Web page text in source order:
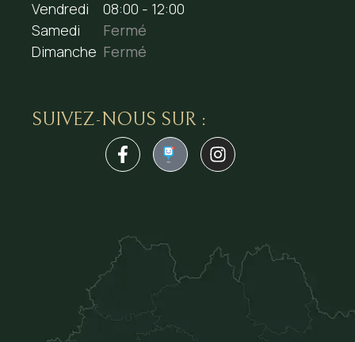
Vendredi
08:00 - 12:00
Samedi
Fermé
Dimanche Fermé
SUIVEZ-NOUS SUR :
1